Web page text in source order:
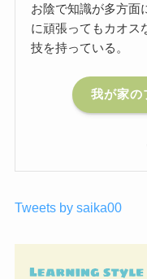
お陰で知識が多方面
に頑張ってもカオス
技を持っている。
我が家の
Tweets by saika00